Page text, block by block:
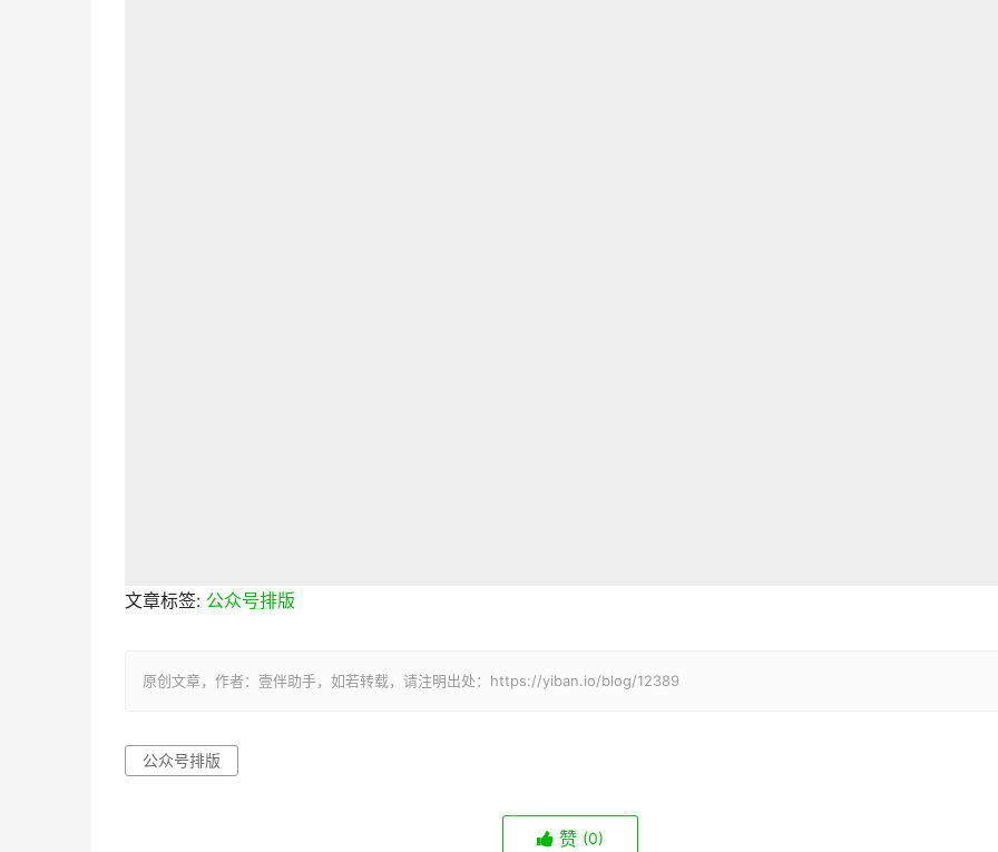
文章标签: 公众号排版
原创文章，作者：壹伴助手，如若转载，请注明出处：https://yiban.io/blog/12389
公众号排版
赞 (0)